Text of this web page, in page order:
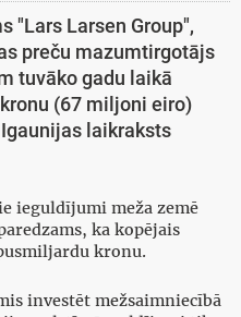
"Lars Larsen Group",
preču mazumtirgotājs
tuvāko gadu laikā
(67 miljoni eiro)
laikraksts
ieguldījumi meža zemē
ka kopējais
kronu.
investēt mežsaimniecībā